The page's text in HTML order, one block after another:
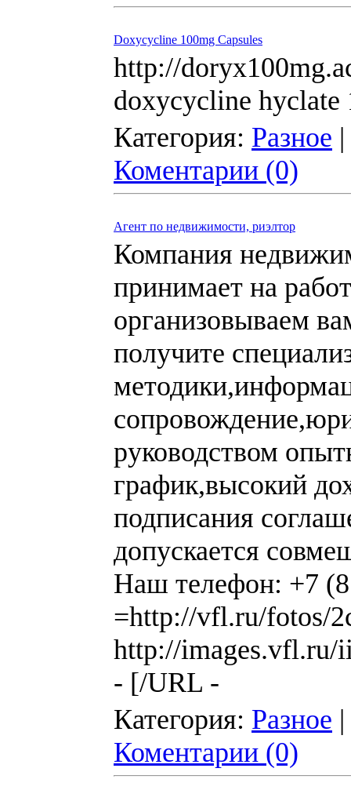
Doxycycline 100mg Capsules
http://
doxycycline hyclate
Категория: Разное
Коментарии (0)
Агент по недвижимости, риэлтор
Компания
принимает на
организовываем
получите
руководством
график,высокий
подписания
допускается
Наш телефон: +7
=http://vfl.ru/fotos/
http://images.vfl.ru/
- [/URL -
Категория: Разное
Коментарии (0)